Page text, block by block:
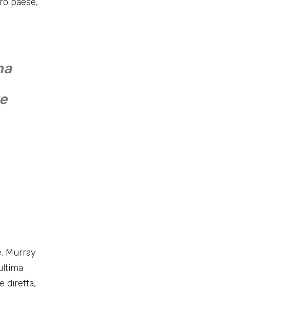
Murray
diretta,